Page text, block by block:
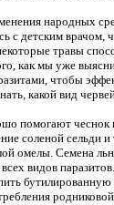
народных
с детским врачом,
травы
как мы уже
чтобы
какой вид
помогают
соленой сельди
омелы. Семена
видов паразитов.